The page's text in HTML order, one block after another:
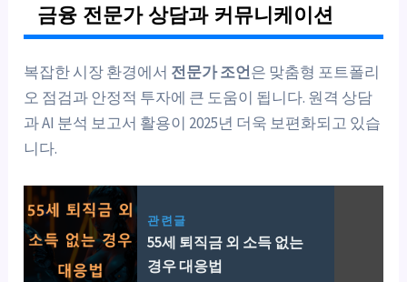
금융 전문가 상담과 커뮤니케이션
복잡한 시장 환경에서 전문가 조언은 맞춤형 포트폴리
오 점검과 안정적 투자에 큰 도움이 됩니다. 원격 상담
과 AI 분석 보고서 활용이 2025년 더욱 보편화되고 있습
니다.
관련글
55세 퇴직금 외 소득 없는
경우 대응법